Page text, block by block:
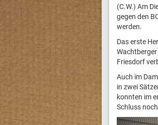
(C.W.) Am
gegen den
werden.
Das erste
Friesdorf
Auch im
in zwei
konnten im
Schluss